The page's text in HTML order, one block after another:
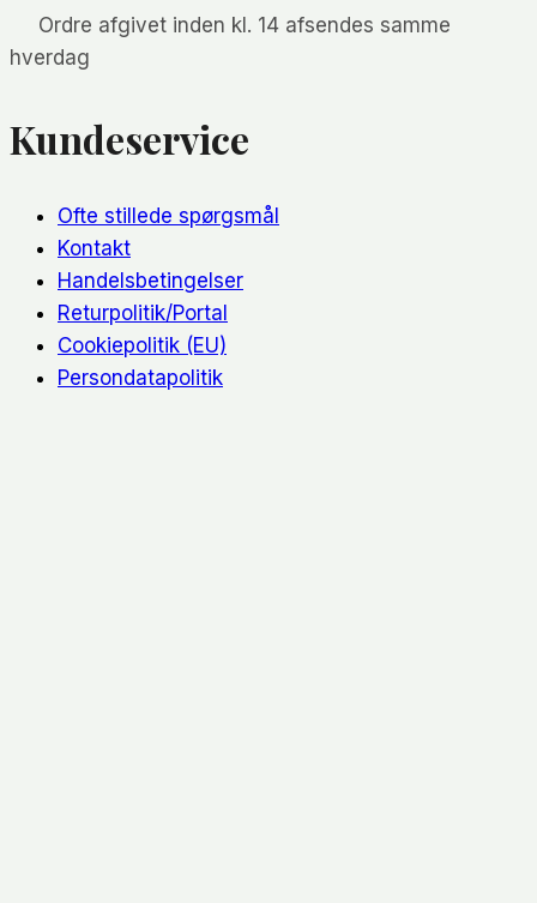
Ordre afgivet inden kl. 14 afsendes samme
hverdag
Kundeservice
Ofte stillede spørgsmål
Kontakt
Handelsbetingelser
Returpolitik/Portal
Cookiepolitik (EU)
Persondatapolitik